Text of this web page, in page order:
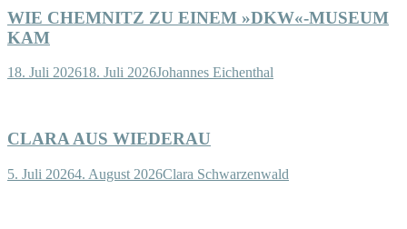
WIE CHEMNITZ ZU EINEM »DKW«-MUSEUM
KAM
18. Juli 202618. Juli 2026Johannes Eichenthal
CLARA AUS WIEDERAU
5. Juli 20264. August 2026Clara Schwarzenwald